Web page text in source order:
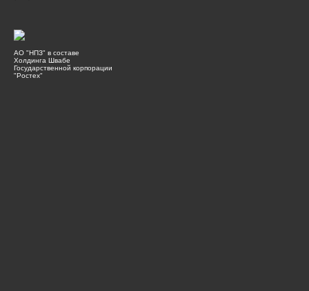
АО "НПЗ" в составе
Холдинга Швабе
Государственной корпорации
"Ростех"